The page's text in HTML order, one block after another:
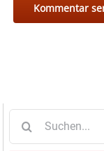
nach: